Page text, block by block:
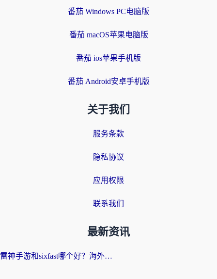
番茄 Windows PC电脑版
番茄 macOS苹果电脑版
番茄 ios苹果手机版
番茄 Android安卓手机版
关于我们
服务条款
隐私协议
应用权限
联系我们
最新资讯
雷神手游和sixfast哪个好？海外党亲测3款回国加速器，教你选对不踩坑